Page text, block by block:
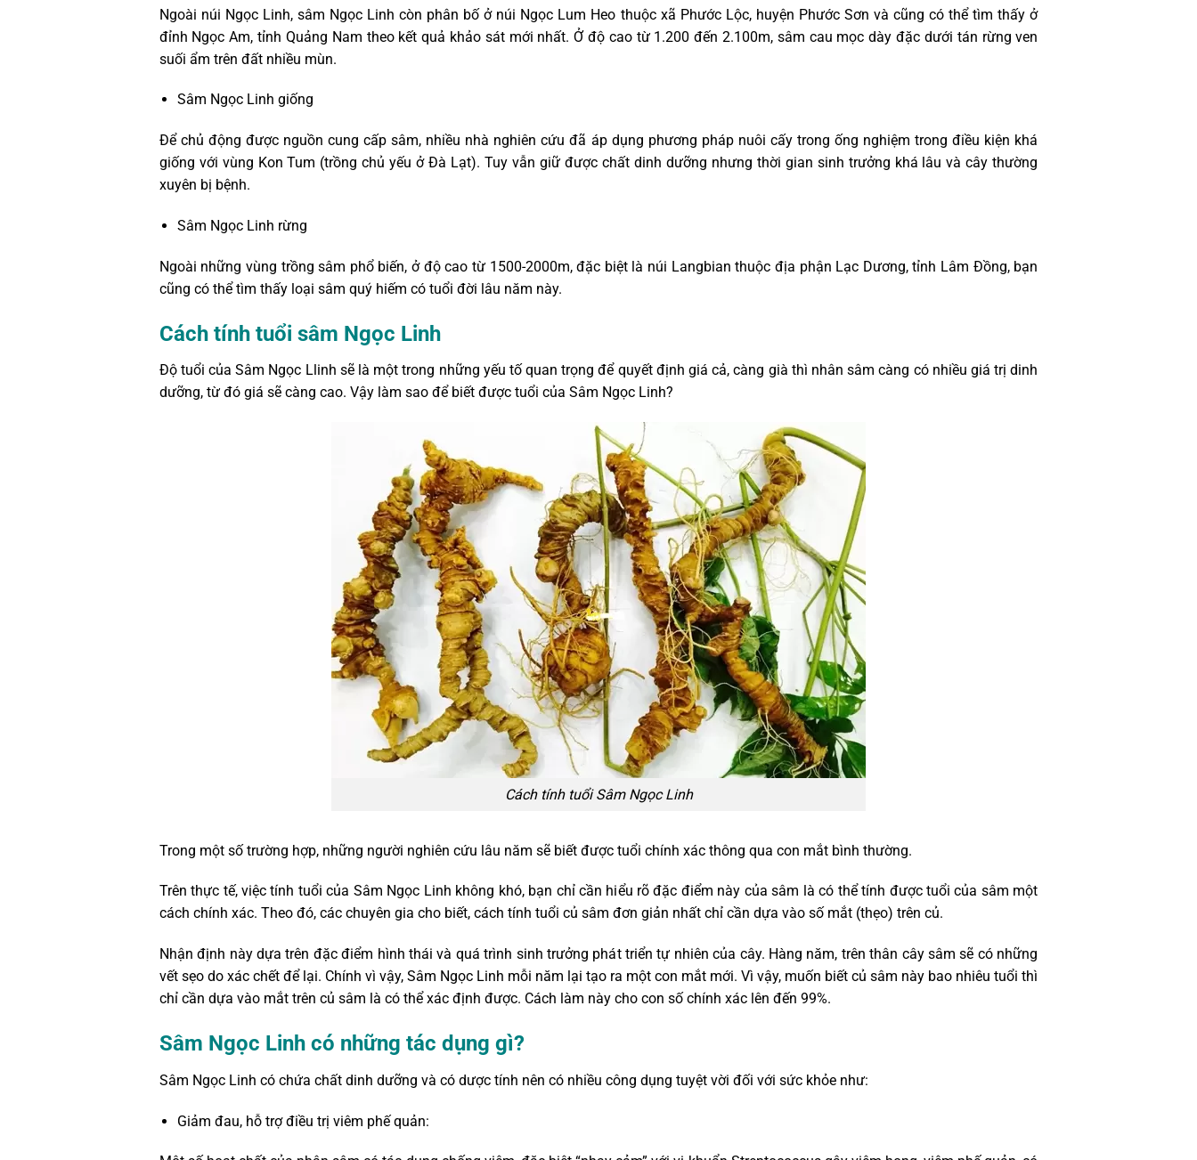
Ngoài núi Ngọc Linh, sâm Ngọc Linh còn phân bố ở núi Ngọc Lum Heo thuộc xã Phước Lộc, huyện Phước Sơn và cũng có thể tìm thấy ở
đỉnh Ngọc Am, tỉnh Quảng Nam theo kết quả khảo sát mới nhất. Ở độ cao từ 1.200 đến 2.100m, sâm cau mọc dày đặc dưới tán rừng ven
suối ẩm trên đất nhiều mùn.
Sâm Ngọc Linh giống
Để chủ động được nguồn cung cấp sâm, nhiều nhà nghiên cứu đã áp dụng phương pháp nuôi cấy trong ống nghiệm trong điều kiện khá
giống với vùng Kon Tum (trồng chủ yếu ở Đà Lạt). Tuy vẫn giữ được chất dinh dưỡng nhưng thời gian sinh trưởng khá lâu và cây thường
xuyên bị bệnh.
Sâm Ngọc Linh rừng
Ngoài những vùng trồng sâm phổ biến, ở độ cao từ 1500-2000m, đặc biệt là núi Langbian thuộc địa phận Lạc Dương, tỉnh Lâm Đồng, bạn
cũng có thể tìm thấy loại sâm quý hiếm có tuổi đời lâu năm này.
Cách tính tuổi sâm Ngọc Linh
Độ tuổi của Sâm Ngọc Llinh sẽ là một trong những yếu tố quan trọng để quyết định giá cả, càng già thì nhân sâm càng có nhiều giá trị dinh
dưỡng, từ đó giá sẽ càng cao. Vậy làm sao để biết được tuổi của Sâm Ngọc Linh?
Cách tính tuổi Sâm Ngọc Linh
Trong một số trường hợp, những người nghiên cứu lâu năm sẽ biết được tuổi chính xác thông qua con mắt bình thường.
Trên thực tế, việc tính tuổi của Sâm Ngọc Linh không khó, bạn chỉ cần hiểu rõ đặc điểm này của sâm là có thể tính được tuổi của sâm một
cách chính xác. Theo đó, các chuyên gia cho biết, cách tính tuổi củ sâm đơn giản nhất chỉ cần dựa vào số mắt (thẹo) trên củ.
Nhận định này dựa trên đặc điểm hình thái và quá trình sinh trưởng phát triển tự nhiên của cây. Hàng năm, trên thân cây sâm sẽ có những
vết sẹo do xác chết để lại. Chính vì vậy, Sâm Ngọc Linh mỗi năm lại tạo ra một con mắt mới. Vì vậy, muốn biết củ sâm này bao nhiêu tuổi thì
chỉ cần dựa vào mắt trên củ sâm là có thể xác định được. Cách làm này cho con số chính xác lên đến 99%.
Sâm Ngọc Linh có những tác dụng gì?
Sâm Ngọc Linh có chứa chất dinh dưỡng và có dược tính nên có nhiều công dụng tuyệt vời đối với sức khỏe như:
Giảm đau, hỗ trợ điều trịviêm phế quản: